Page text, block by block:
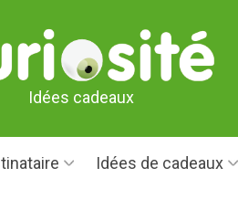
Idées cadeaux
Idées de cadeaux